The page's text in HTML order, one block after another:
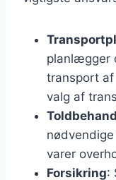
planlægger
transport af
valg af
varer
Forsikring: